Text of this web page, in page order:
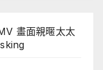
畫面親暱太太